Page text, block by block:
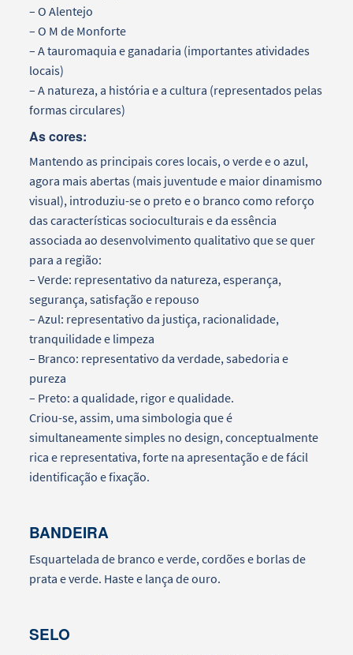
– O Alentejo
– O M de Monforte
– A tauromaquia e ganadaria (importantes atividades
locais)
– A natureza, a história e a cultura (representados pelas
formas circulares)
As cores:
Mantendo as principais cores locais, o verde e o azul,
agora mais abertas (mais juventude e maior dinamismo
visual), introduziu-se o preto e o branco como reforço
das características socioculturais e da essência
associada ao desenvolvimento qualitativo que se quer
para a região:
– Verde: representativo da natureza, esperança,
segurança, satisfação e repouso
– Azul: representativo da justiça, racionalidade,
tranquilidade e limpeza
– Branco: representativo da verdade, sabedoria e
pureza
– Preto: a qualidade, rigor e qualidade.
Criou-se, assim, uma simbologia que é
simultaneamente simples no design, conceptualmente
rica e representativa, forte na apresentação e de fácil
identificação e fixação.
BANDEIRA
Esquartelada de branco e verde, cordões e borlas de
prata e verde. Haste e lança de ouro.
SELO